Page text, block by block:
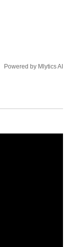
Powered by Mlytics AI